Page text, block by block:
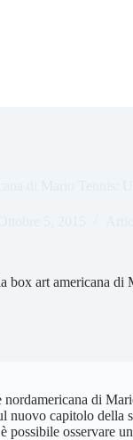
box art americana di
di
capitolo della
possibile osservare